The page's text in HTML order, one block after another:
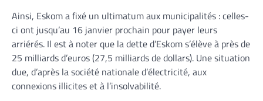
Ainsi, Eskom a fixé un ultimatum aux municipalités : celles-
ci ont jusqu’au 16 janvier prochain pour payer leurs
arriérés. Il est à noter que la dette d’Eskom s’élève à près de
25 milliards d’euros (27,5 milliards de dollars). Une situation
due, d’après la société nationale d’électricité, aux
connexions illicites et à l’insolvabilité.